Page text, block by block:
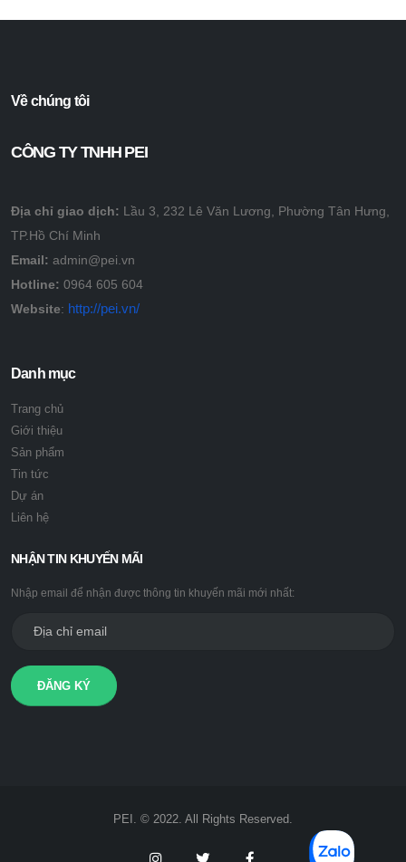
Về chúng tôi
CÔNG TY TNHH PEI
Địa chỉ giao dịch: Lầu 3, 232 Lê Văn Lương, Phường Tân Hưng,
TP.Hồ Chí Minh
Email: admin@pei.vn
Hotline: 0964 605 604
Website: http://pei.vn/
Danh mục
Trang chủ
Giới thiệu
Sản phẩm
Tin tức
Dự án
Liên hệ
NHẬN TIN KHUYẾN MÃI
Nhập email để nhận được thông tin khuyến mãi mới nhất:
ĐĂNG KÝ
PEI. © 2022. All Rights Reserved.